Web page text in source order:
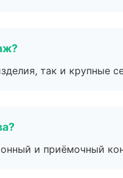
так и крупные
и приёмочный